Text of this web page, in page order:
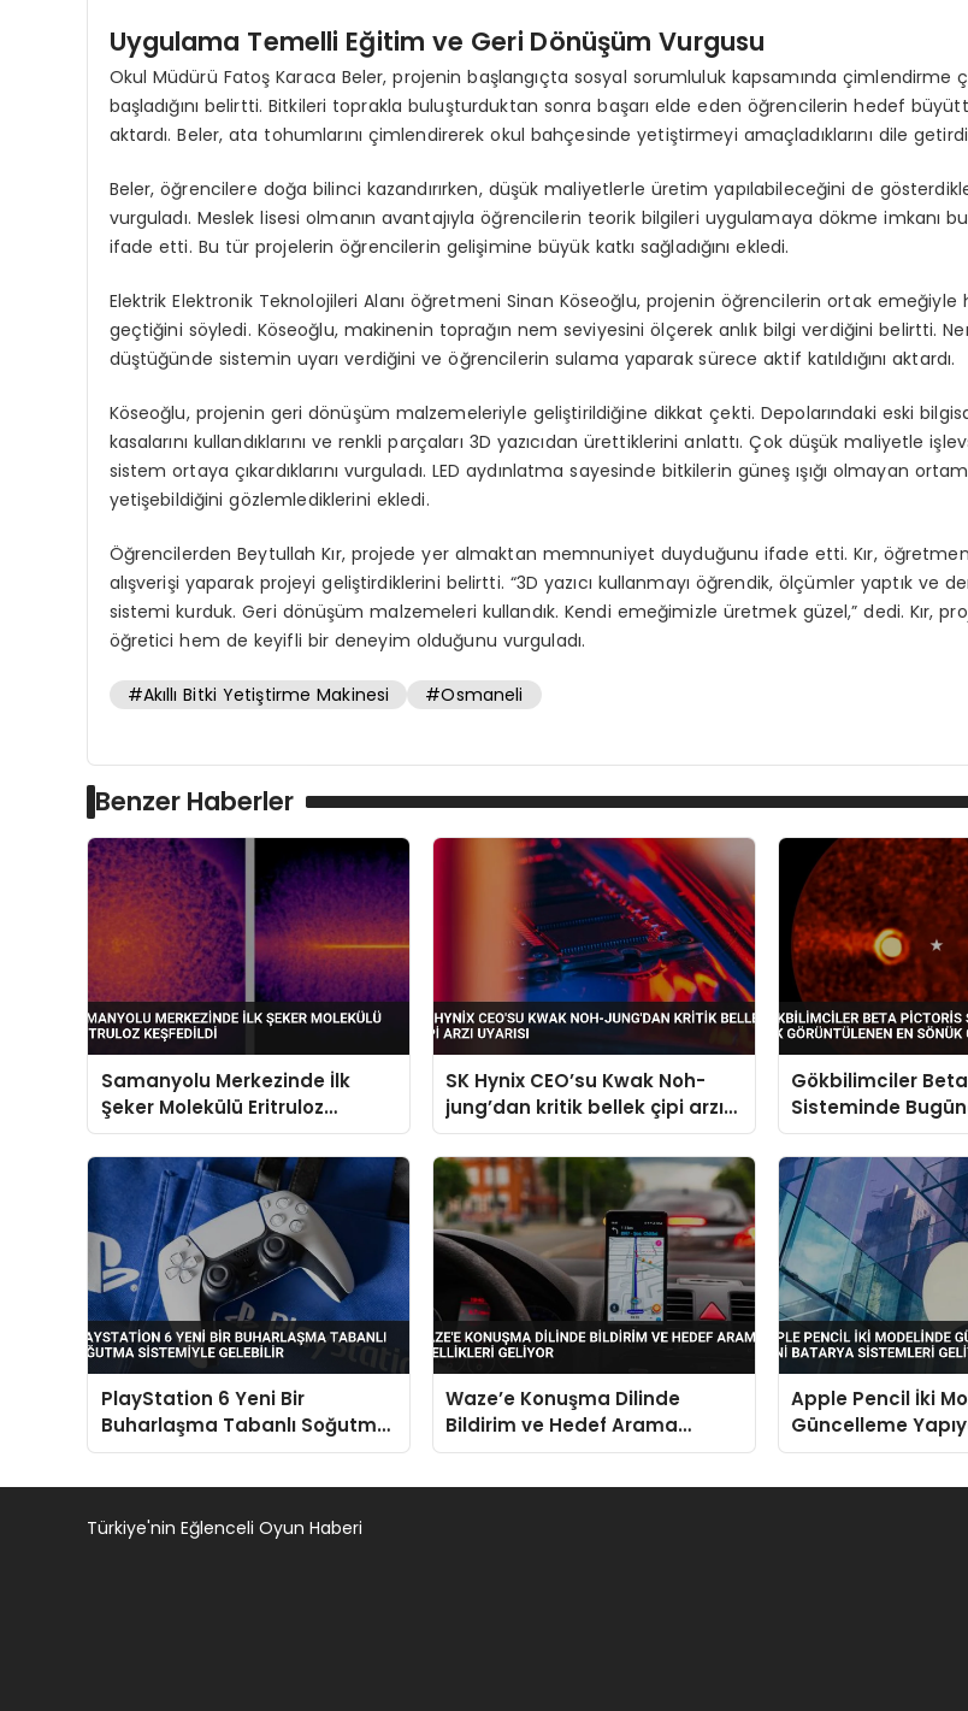
Uygulama Temelli Eğitim ve Geri Dönüşüm Vurgusu
Okul Müdürü Fatoş Karaca Beler, projenin başlangıçta sosyal sorumluluk kapsamında çimlendirme
başladığını belirtti. Bitkileri toprakla buluşturduktan sonra başarı elde eden öğrencilerin hedef
aktardı. Beler, ata tohumlarını çimlendirerek okul bahçesinde yetiştirmeyi amaçladıklarını dile
Beler, öğrencilere doğa bilinci kazandırırken, düşük maliyetlerle üretim yapılabileceğini de
vurguladı. Meslek lisesi olmanın avantajıyla öğrencilerin teorik bilgileri uygulamaya dökme imkanı
ifade etti. Bu tür projelerin öğrencilerin gelişimine büyük katkı sağladığını ekledi.
Elektrik Elektronik Teknolojileri Alanı öğretmeni Sinan Köseoğlu, projenin öğrencilerin ortak emeğiyle
geçtiğini söyledi. Köseoğlu, makinenin toprağın nem seviyesini ölçerek anlık bilgi verdiğini belirtti.
düştüğünde sistemin uyarı verdiğini ve öğrencilerin sulama yaparak sürece aktif katıldığını aktardı.
Köseoğlu, projenin geri dönüşüm malzemeleriyle geliştirildiğine dikkat çekti. Depolarındaki eski
kasalarını kullandıklarını ve renkli parçaları 3D yazıcıdan ürettiklerini anlattı. Çok düşük maliyetle
sistem ortaya çıkardıklarını vurguladı. LED aydınlatma sayesinde bitkilerin güneş ışığı olmayan
yetişebildiğini gözlemlediklerini ekledi.
Öğrencilerden Beytullah Kır, projede yer almaktan memnuniyet duyduğunu ifade etti. Kır,
alışverişi yaparak projeyi geliştirdiklerini belirtti. “3D yazıcı kullanmayı öğrendik, ölçümler yaptık ve
sistemi kurduk. Geri dönüşüm malzemeleri kullandık. Kendi emeğimizle üretmek güzel,” dedi. Kır,
öğretici hem de keyifli bir deneyim olduğunu vurguladı.
#Akıllı Bitki Yetiştirme Makinesi #Osmaneli
Benzer Haberler
Samanyolu Merkezinde İlk
Şeker Molekülü Eritruloz
Keşfedildi
SK Hynix CEO’su Kwak Noh-
jung’dan kritik bellek çipi arzı
uyarısı
Gökbilimciler
Sisteminde
Görüntülenen En
Gezegeni Keşfetti
PlayStation 6 Yeni Bir
Buharlaşma Tabanlı Soğutma
Sistemiyle Gelebilir
Waze’e Konuşma Dilinde
Bildirim ve Hedef Arama
Özellikleri Geliyor
Apple Pencil İki
Güncelleme
Batarya
Türkiye'nin Eğlenceli Oyun Haberi